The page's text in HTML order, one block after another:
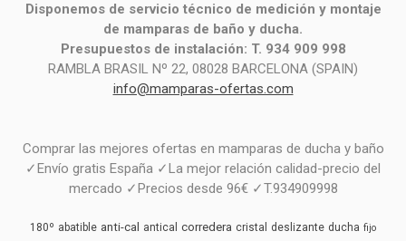
Disponemos de servicio técnico de medición y montaje
de mamparas de baño y ducha.
Presupuestos de instalación: T. 934 909 998
RAMBLA BRASIL Nº 22, 08028 BARCELONA (SPAIN)
info@mamparas-ofertas.com
Comprar las mejores ofertas en mamparas de ducha y baño
✓Envío gratis España ✓La mejor relación calidad-precio del
mercado ✓Precios desde 96€ ✓T.934909998
180º abatible anti-cal antical corredera cristal deslizante ducha fijo